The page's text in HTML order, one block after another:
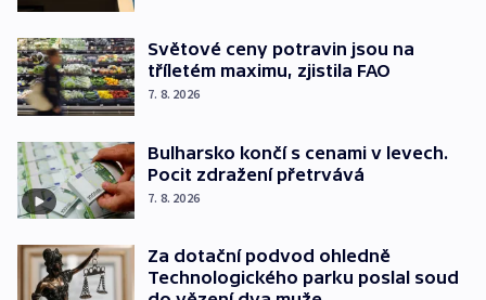
Světové ceny potravin jsou na
tříletém maximu, zjistila FAO
7. 8. 2026
Bulharsko končí s cenami v levech.
Pocit zdražení přetrvává
7. 8. 2026
Za dotační podvod ohledně
Technologického parku poslal soud